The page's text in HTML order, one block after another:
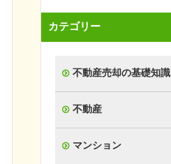
カテゴリー
不動産売却の基礎知識
不動産
マンション